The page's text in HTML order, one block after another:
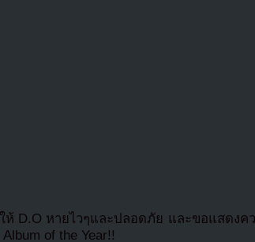
ให้ D.O หายไวๆและปลอดภัย และขอแสดง
Album of the Year!!